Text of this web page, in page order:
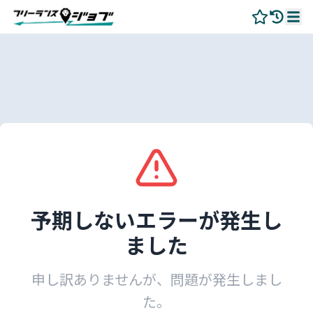
予期しないエラーが発生し
ました
申し訳ありませんが、問題が発生しまし
た。